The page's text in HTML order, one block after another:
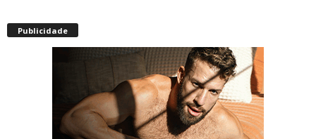
superior à real, aponta
relatório internacional
Publicidade